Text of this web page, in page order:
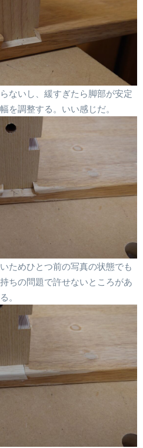
ないし、緩すぎたら脚部が安定
を調整する。いい感じだ。
ためひとつ前の写真の状態でも
ちの問題で許せないところがあ
。